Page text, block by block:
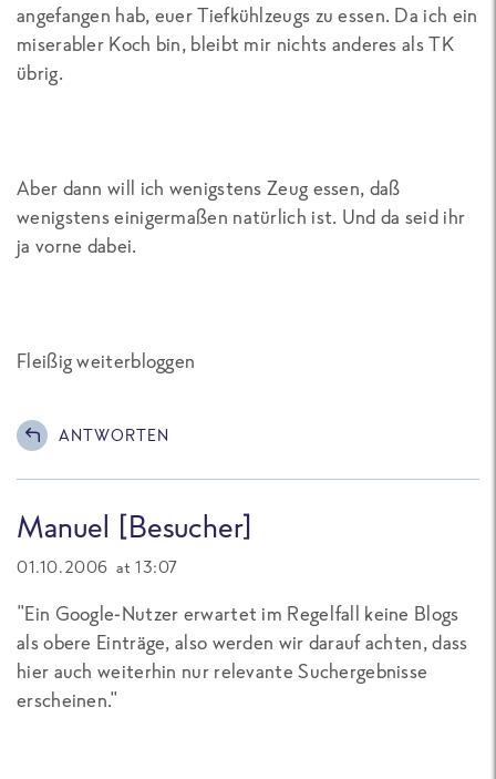
angefangen hab, euer Tiefkühlzeugs zu essen. Da ich ein
miserabler Koch bin, bleibt mir nichts anderes als TK
übrig.
Aber dann will ich wenigstens Zeug essen, daß
wenigstens einigermaßen natürlich ist. Und da seid ihr
ja vorne dabei.
Fleißig weiterbloggen
ANTWORTEN
Manuel [Besucher]
01.10.2006 at 13:07
"Ein Google-Nutzer erwartet im Regelfall keine Blogs
als obere Einträge, also werden wir darauf achten, dass
hier auch weiterhin nur relevante Suchergebnisse
erscheinen."